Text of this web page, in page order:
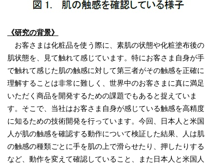
《研究の背景》
お客さまは化粧品を使う際に、素肌の状態や化粧塗布後の
肌状態を、見て触れて感じています。特にお客さま自身が手
で触れて感じた肌の触感に対して第三者がその触感を正確に
理解することは非常に難しく、世界中のお客さまに真に満足
いただく商品を開発するための課題でもあると捉えていま
す。そこで、当社はお客さま自身が感じている触感を高精度
に知るための技術開発を行っています。今回、日本人と米国
人が肌の触感を確認する動作について検証した結果、人は肌
の触感の種類ごとに手を肌の上で滑らせたり、押したりする
など、動作を変えて確認していること、また日本人と米国人